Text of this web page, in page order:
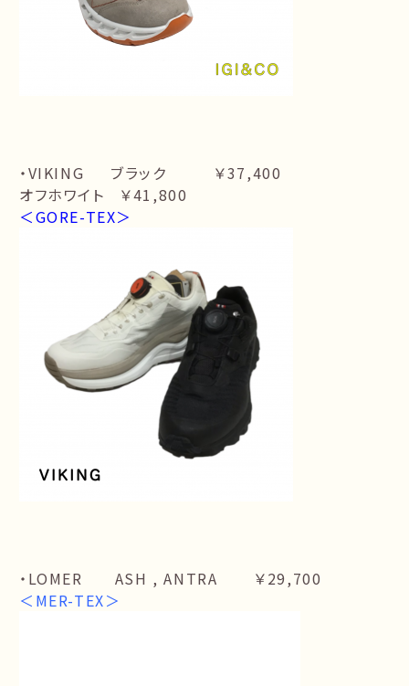
・VIKING ブラック ￥37,400
オフホワイト ￥41,800
＜GORE-TEX＞
・LOMER ASH , ANTRA ￥29,700
＜MER-TEX＞